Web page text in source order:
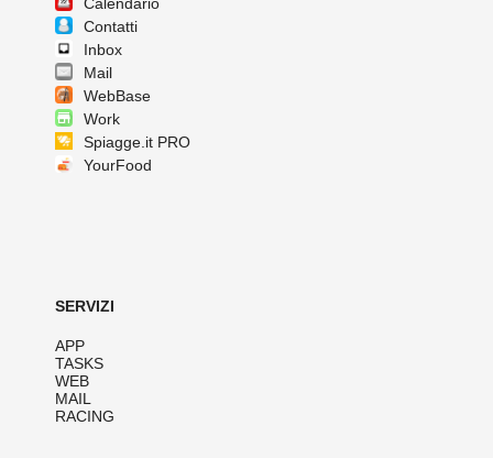
Contatti
Inbox
Mail
WebBase
Work
Spiagge.it PRO
YourFood
SERVIZI
APP
TASKS
WEB
MAIL
RACING